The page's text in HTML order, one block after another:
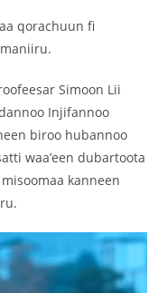
qorachuun fi
Simoon Lii
Injifannoo
biroo hubannoo
waa’een dubartoota
kanneen